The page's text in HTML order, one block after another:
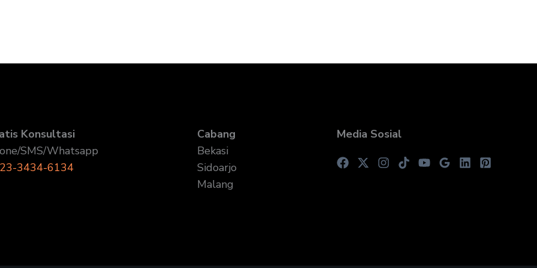
Konsultasi
SMS/Whatsapp
3434-6134
Cabang
Bekasi
Sidoarjo
Malang
Media Sosial